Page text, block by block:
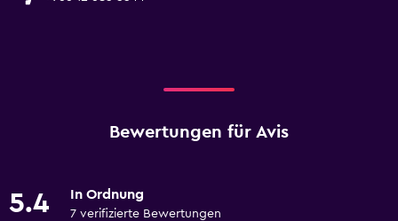
Bewertungen für Avis
5.4 In Ordnung
7 verifizierte Bewertungen